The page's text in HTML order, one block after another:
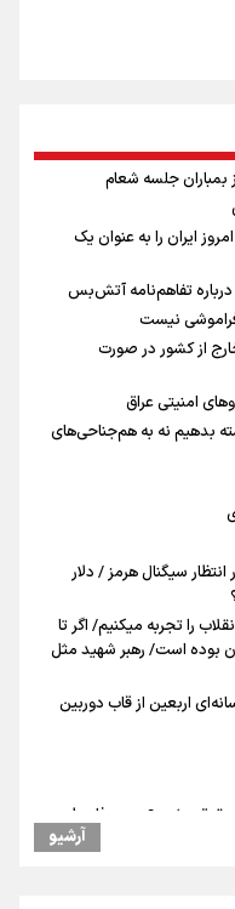
بمباران جلسه شعام
ایران را به عنوان یک
درباره تفاهم‌نامه آتش‌بس
نیست
از کشور در صورت
امنیتی عراق
بدهیم نه به هم‌جناحی‌های
15مرداد/ بازار در انتظار سیگنال هرمز / دلار
را تجربه میکنیم/ اگر تا
بوده است/ رهبر شهید مثل
اربعین از قاب دوربین
حقوق مشروع مردم فلسطین
آرشیو